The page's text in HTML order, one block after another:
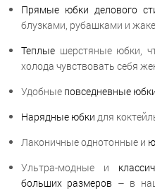
Прямые юбки делового
блузками, рубашками и
Теплые шерстяные юбки,
холода чувствовать себя
Удобные повседневные
Нарядные юбки для
Лаконичные однотонные и
Ультра-модные и
больших размеров – в